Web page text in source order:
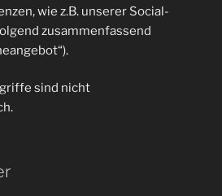
wie z.B. unserer Social-
zusammenfassend
sind nicht